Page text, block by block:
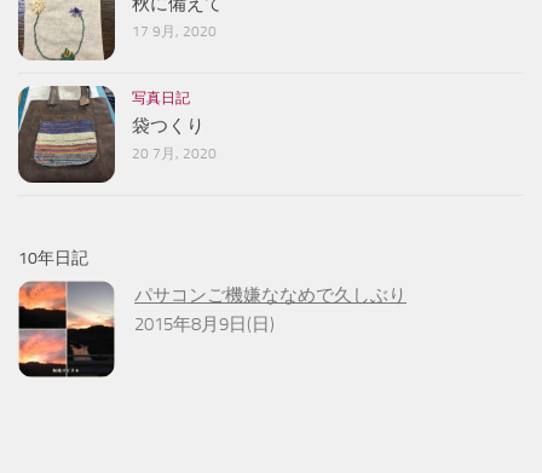
17 9月, 2020
写真日記
袋つくり
20 7月, 2020
10年日記
パサコンご機嫌ななめで久しぶり
2015年8月9日(日)